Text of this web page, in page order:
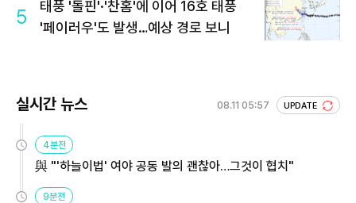
5
태풍 '돌핀'·'찬홈'에 이어 16호 태풍
'페이러우'도 발생…예상 경로 보니
실시간 뉴스 08.11 05:57 UPDATE
4분전
與 "'하늘이법' 여야 공동 발의 괜찮아…그것이 협치"
9분전